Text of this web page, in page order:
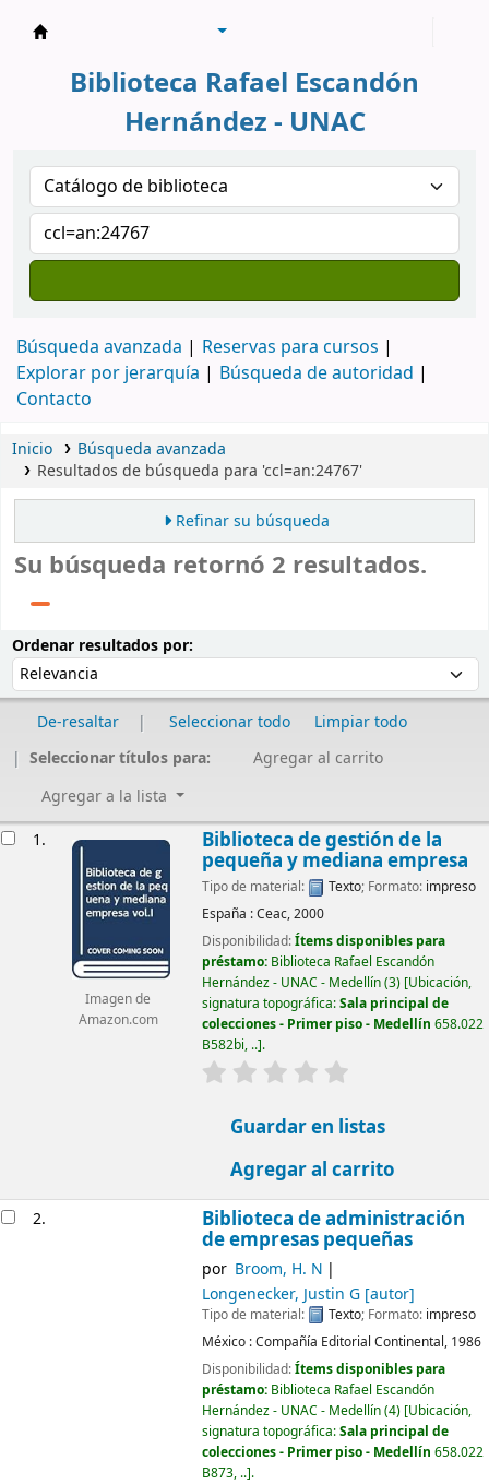
Biblioteca Rafael Escandón
Hernández - UNAC
Búsqueda avanzada
Reservas para cursos
Explorar por jerarquía
Búsqueda de autoridad
Contacto
Inicio
Búsqueda avanzada
Resultados de búsqueda para 'ccl=an:24767'
Refinar su búsqueda
Su búsqueda retornó 2 resultados.
Ordenar resultados por:
De-resaltar Seleccionar todo
Limpiar todo
Seleccionar títulos para:
Agregar al carrito
Agregar a la lista
1.
Imagen de
Amazon.com
Biblioteca de gestión de la
pequeña y mediana empresa
Tipo de material: Texto; Formato: impreso
España :Ceac,2000
Disponibilidad:Ítems disponibles para
préstamo: Biblioteca Rafael Escandón
Hernández - UNAC - Medellín(3) Ubicación,
signatura topográfica:Sala principal de
colecciones - Primer piso - Medellín 658.022
B582bi, .. .
valoración
Guardar en listas
Agregar al carrito
2. Biblioteca de administración
de empresas pequeñas
por Broom, H. N
Longenecker, Justin G[autor]
Tipo de material: Texto; Formato: impreso
México :Compañía Editorial Continental, 1986
Disponibilidad:Ítems disponibles para
préstamo: Biblioteca Rafael Escandón
Hernández - UNAC - Medellín(4) Ubicación,
signatura topográfica:Sala principal de
colecciones - Primer piso - Medellín 658.022
B873, .. .